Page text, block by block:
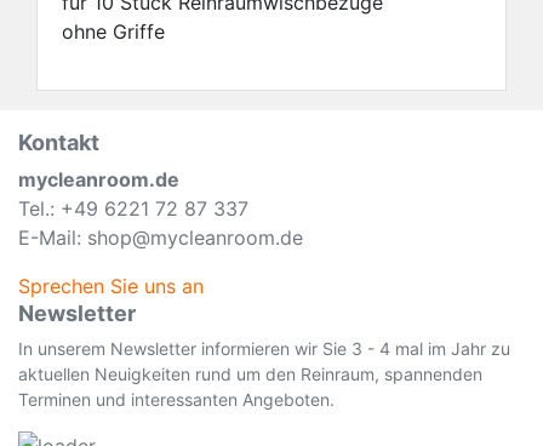
ohne Griffe
Kontakt
mycleanroom.de
Tel.: +49 6221 72 87 337
E-Mail: shop@mycleanroom.de
Sprechen Sie uns an
Newsletter
In unserem Newsletter informieren wir Sie 3 - 4 mal im Jahr zu
aktuellen Neuigkeiten rund um den Reinraum, spannenden
Terminen und interessanten Angeboten.